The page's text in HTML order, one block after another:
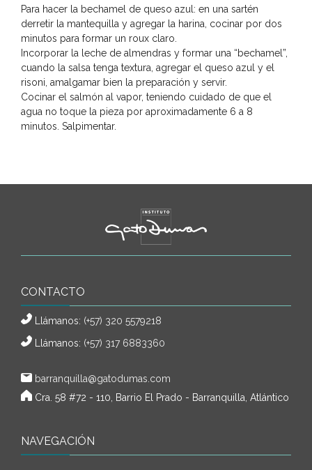
Para hacer la bechamel de queso azul: en una sartén
derretir la mantequilla y agregar la harina, cocinar por dos
minutos para formar un roux claro.
Incorporar la leche de almendras y formar una “bechamel”,
cuando la salsa tenga textura, agregar el queso azul y el
risoni, amalgamar bien la preparación y servir.
Cocinar el salmón al vapor, teniendo cuidado de que el
agua no toque la pieza por aproximadamente 6 a 8
minutos. Salpimentar.
CONTACTO
Llámanos: (+57) 320 5579218
Llámanos: (+57) 317 6883360
barranquilla@gatodumas.com
Cra. 58 #72 - 110, Barrio El Prado - Barranquilla, Atlántico
NAVEGACIÓN